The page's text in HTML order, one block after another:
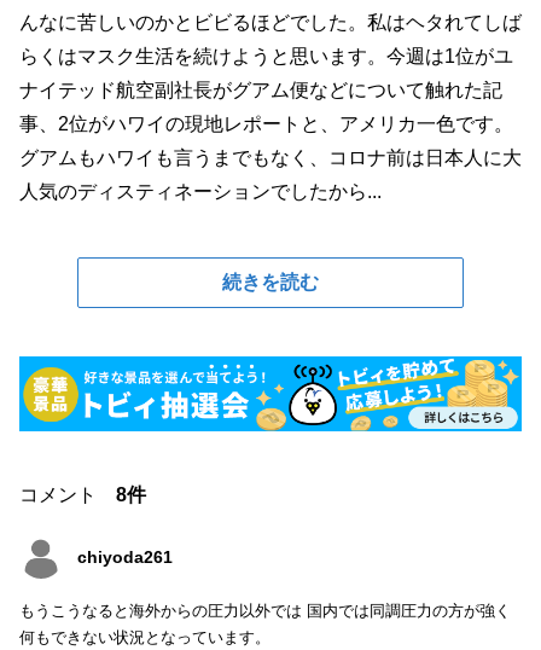
んなに苦しいのかとビビるほどでした。私はヘタれてしば
らくはマスク生活を続けようと思います。今週は1位がユ
ナイテッド航空副社長がグアム便などについて触れた記
事、2位がハワイの現地レポートと、アメリカ一色です。
グアムもハワイも言うまでもなく、コロナ前は日本人に大
人気のディスティネーションでしたから...
続きを読む
コメント 8件
chiyoda261
もうこうなると海外からの圧力以外では 国内では同調圧力の方が強く
何もできない状況となっています。